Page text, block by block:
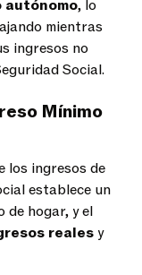
autónomo, lo
mientras
ingresos no
Social.
Mínimo
los ingresos de
establece un
de hogar, y el
realesy